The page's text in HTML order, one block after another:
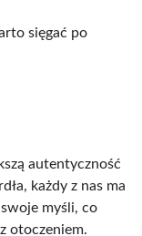
sięgać po
autentyczność
każdy z nas ma
myśli, co
otoczeniem.